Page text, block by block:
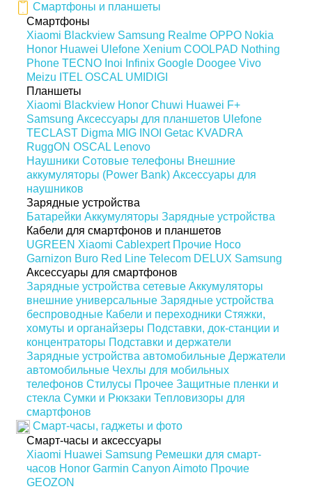
Смартфоны и планшеты
Смартфоны
Xiaomi Blackview Samsung Realme OPPO Nokia
Honor Huawei Ulefone Xenium COOLPAD Nothing
Phone TECNO Inoi Infinix Google Doogee Vivo
Meizu ITEL OSCAL UMIDIGI
Планшеты
Xiaomi Blackview Honor Chuwi Huawei F+
Samsung Аксессуары для планшетов Ulefone
TECLAST Digma MIG INOI Getac KVADRA
RuggON OSCAL Lenovo
Наушники Сотовые телефоны Внешние
аккумуляторы (Power Bank) Аксессуары для
наушников
Зарядные устройства
Батарейки Аккумуляторы Зарядные устройства
Кабели для смартфонов и планшетов
UGREEN Xiaomi Cablexpert Прочие Hoco
Garnizon Buro Red Line Telecom DELUX Samsung
Аксессуары для смартфонов
Зарядные устройства сетевые Аккумуляторы
внешние универсальные Зарядные устройства
беспроводные Кабели и переходники Стяжки,
хомуты и органайзеры Подставки, док-станции и
концентраторы Подставки и держатели
Зарядные устройства автомобильные Держатели
автомобильные Чехлы для мобильных
телефонов Стилусы Прочее Защитные пленки и
стекла Сумки и Рюкзаки Тепловизоры для
смартфонов
Смарт-часы, гаджеты и фото
Смарт-часы и аксессуары
Xiaomi Huawei Samsung Ремешки для смарт-
часов Honor Garmin Canyon Aimoto Прочие
GEOZON